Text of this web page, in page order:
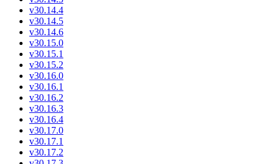
v30.14.4
v30.14.5
v30.14.6
v30.15.0
v30.15.1
v30.15.2
v30.16.0
v30.16.1
v30.16.2
v30.16.3
v30.16.4
v30.17.0
v30.17.1
v30.17.2